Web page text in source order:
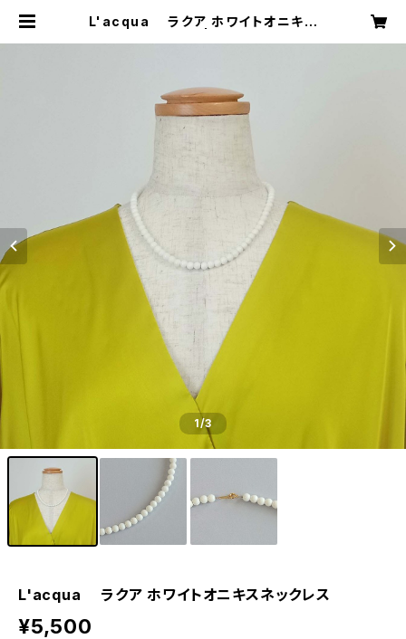
L'acqua ラクア ホワイトオニキス
1/3
L'acqua ラクア ホワイトオニキスネックレス
¥5,500